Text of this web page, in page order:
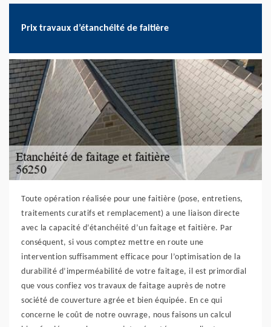
Prix travaux d’étanchéité de faitière
Toute opération réalisée pour une faitière (pose, entretiens,
traitements curatifs et remplacement) a une liaison directe
avec la capacité d’étanchéité d’un faitage et faitière. Par
conséquent, si vous comptez mettre en route une
intervention suffisamment efficace pour l’optimisation de la
durabilité d’imperméabilité de votre faitage, il est primordial
que vous confiez vos travaux de faitage auprès de notre
société de couverture agrée et bien équipée. En ce qui
concerne le coût de notre ouvrage, nous faisons un calcul